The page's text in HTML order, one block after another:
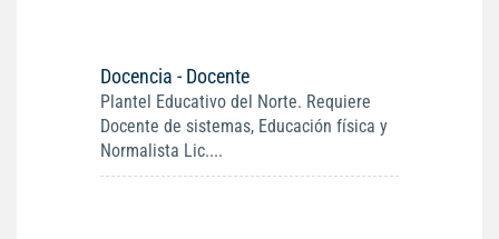
Docencia - Docente
Plantel Educativo del Norte. Requiere
Docente de sistemas, Educación física y
Normalista Lic....